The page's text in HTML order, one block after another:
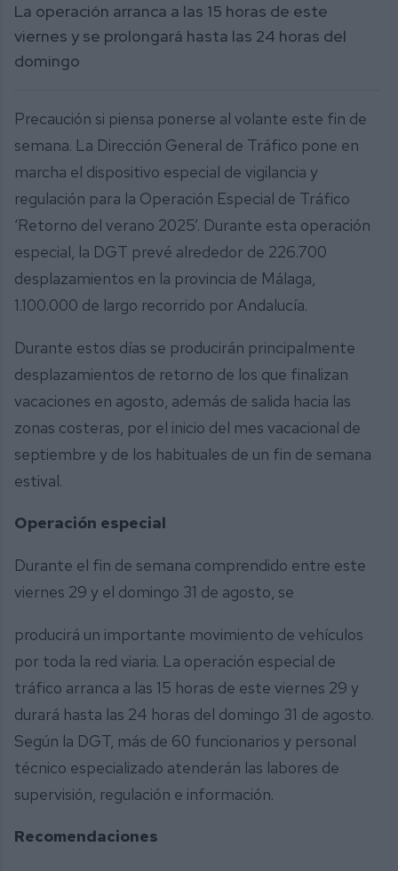
La operación arranca a las 15 horas de este
viernes y se prolongará hasta las 24 horas del
domingo
Precaución si piensa ponerse al volante este fin de
semana. La Dirección General de Tráfico pone en
marcha el dispositivo especial de vigilancia y
regulación para la Operación Especial de Tráfico
‘Retorno del verano 2025’. Durante esta operación
especial, la DGT prevé alrededor de 226.700
desplazamientos en la provincia de Málaga,
1.100.000 de largo recorrido por Andalucía.
Durante estos días se producirán principalmente
desplazamientos de retorno de los que finalizan
vacaciones en agosto, además de salida hacia las
zonas costeras, por el inicio del mes vacacional de
septiembre y de los habituales de un fin de semana
estival.
Operación especial
Durante el fin de semana comprendido entre este
viernes 29 y el domingo 31 de agosto, se
producirá un importante movimiento de vehículos
por toda la red viaria. La operación especial de
tráfico arranca a las 15 horas de este viernes 29 y
durará hasta las 24 horas del domingo 31 de agosto.
Según la DGT, más de 60 funcionarios y personal
técnico especializado atenderán las labores de
supervisión, regulación e información.
Recomendaciones